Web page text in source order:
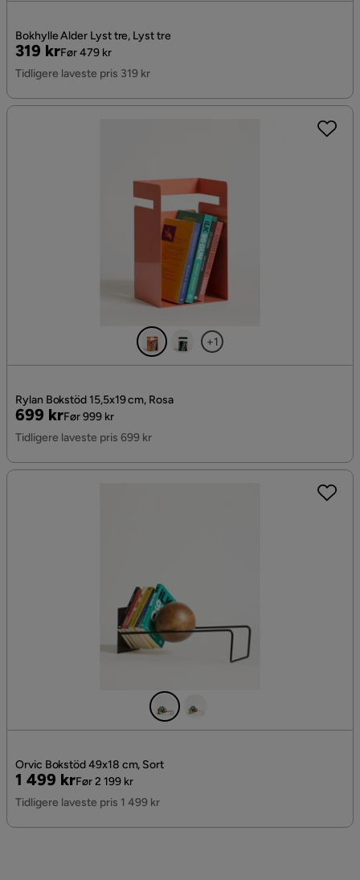
Bokhylle Alder Lyst tre, Lyst tre
Pris
319 kr
Original
Pris
Før 479 kr
Tidligere laveste pris 319 kr
+1
Rylan Bokstöd 15,5x19 cm, Rosa
Pris
699 kr
Original
Pris
Før 999 kr
Tidligere laveste pris 699 kr
Orvic Bokstöd 49x18 cm, Sort
Pris
1 499 kr
Original
Pris
Før 2 199 kr
Tidligere laveste pris 1 499 kr